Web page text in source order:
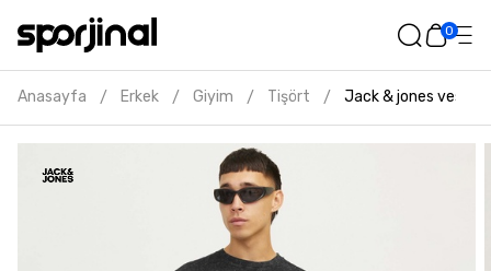
0
Anasayfa / Erkek / Giyim / Tişört / Jack & jones